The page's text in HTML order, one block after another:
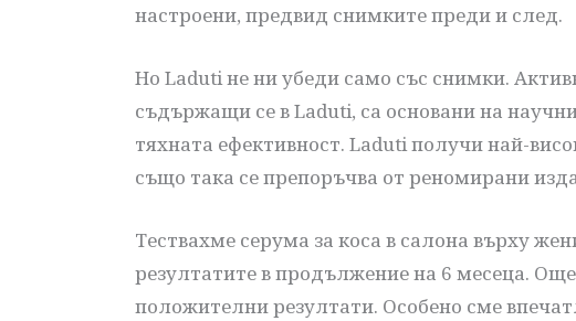
настроени, предвид снимките преди и след.
Но Laduti не ни убеди само със снимки.
съдържащи се в Laduti, са основани на
тяхната ефективност. Laduti получи най-
също така се препоръчва от реномирани
Тествахме серума за коса в салона върху
резултатите в продължение на 6 месеца.
положителни резултати. Особено сме